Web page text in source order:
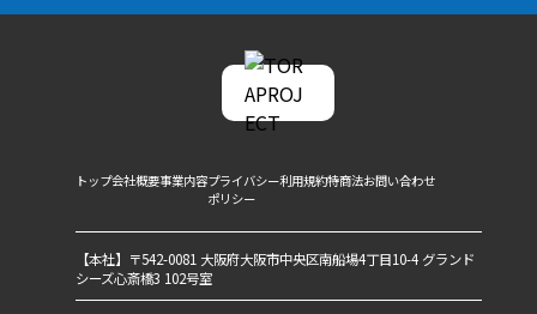
トップ会社概要事業内容プライバシー
ポリシー
利用規約特商法お問い合わせ
【本社】〒542-0081 大阪府大阪市中央区南船場4丁目10-4 グランド
シーズ心斎橋3 102号室